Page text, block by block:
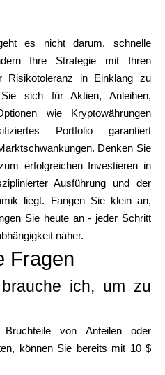
es nicht darum, schnelle
Ihre Strategie mit Ihren
Risikotoleranz in Einklang zu
sich für Aktien, Anleihen,
wie Kryptowährungen
Portfolio garantiert
Denken Sie
erfolgreichen Investieren in
Ausführung und der
liegt. Fangen Sie klein an,
Sie heute an - jeder Schritt
näher.
Fragen
ich, um zu
von Anteilen oder
können Sie bereits mit 10 $